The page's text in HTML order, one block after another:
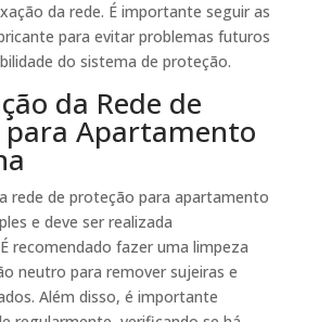
da rede. É importante seguir as
para evitar problemas futuros
do sistema de proteção.
da Rede de
para Apartamento
rede de proteção para apartamento
e deve ser realizada
recomendado fazer uma limpeza
neutro para remover sujeiras e
Além disso, é importante